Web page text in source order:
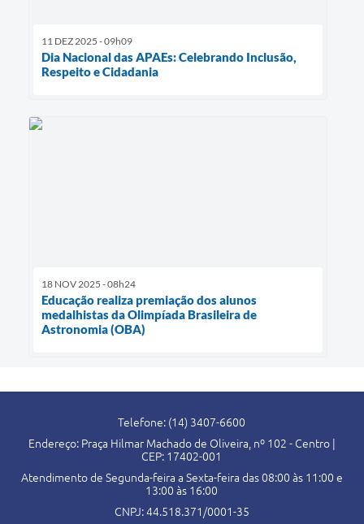
11 DEZ 2025 - 09h09
Dia Nacional das APAEs: Celebrando Inclusão,
Respeito e Cidadania
18 NOV 2025 - 08h24
Educação realiza premiação dos alunos
medalhistas da Olimpíada Brasileira de
Astronomia (OBA)
Telefone: (14) 3407-6600
Endereço: Praça Hilmar Machado de Oliveira, nº 102 - Centro |
CEP: 17402-001
Atendimento de Segunda-feira a Sexta-feira das 08:00 às 11:00 e
13:00 às 16:00
CNPJ: 44.518.371/0001-35